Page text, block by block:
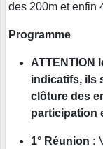
des 200m et enfin
Programme
ATTENTION
indicatifs, ils
clôture des
participation
1° Réunion :